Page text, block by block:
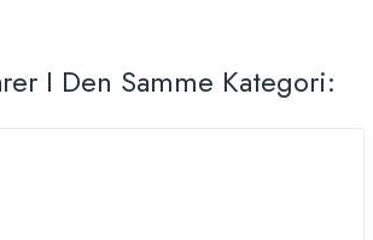
I Den Samme Kategori: